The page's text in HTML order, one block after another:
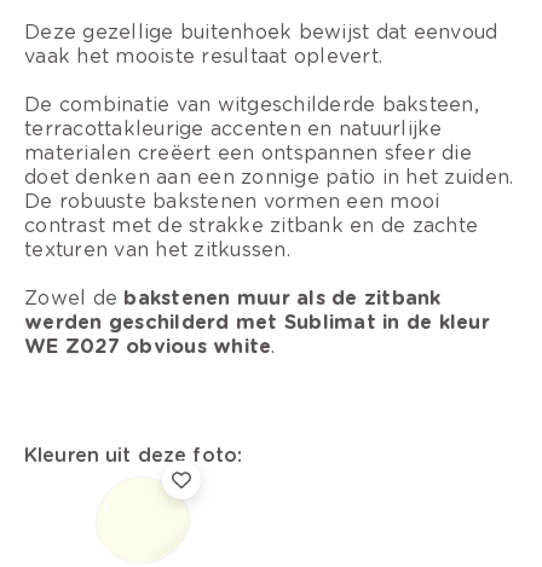
Deze gezellige buitenhoek bewijst dat eenvoud
vaak het mooiste resultaat oplevert.
De combinatie van witgeschilderde baksteen,
terracottakleurige accenten en natuurlijke
materialen creëert een ontspannen sfeer die
doet denken aan een zonnige patio in het zuiden.
De robuuste bakstenen vormen een mooi
contrast met de strakke zitbank en de zachte
texturen van het zitkussen.
Zowel de bakstenen muur als de zitbank
werden geschilderd met Sublimat in de kleur
WE Z027 obvious white.
Kleuren uit deze foto: